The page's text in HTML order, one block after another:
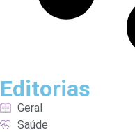
Editorias
Geral
Saúde